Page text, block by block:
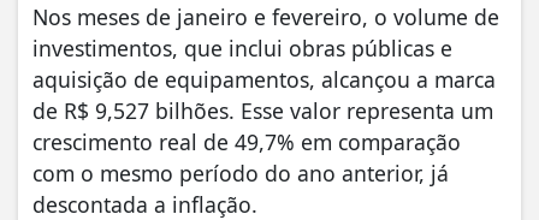
Nos meses de janeiro e fevereiro, o volume de
investimentos, que inclui obras públicas e
aquisição de equipamentos, alcançou a marca
de R$ 9,527 bilhões. Esse valor representa um
crescimento real de 49,7% em comparação
com o mesmo período do ano anterior, já
descontada a inflação.